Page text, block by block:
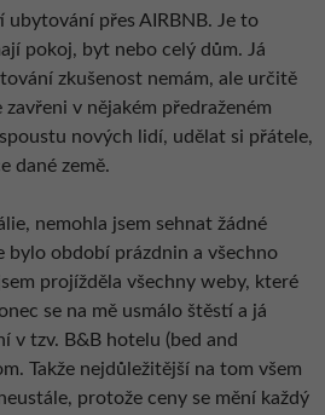
ubytování přes AIRBNB. Je to
pokoj, byt nebo celý dům. Já
zkušenost nemám, ale určitě
v nějakém předraženém
nových lidí, udělat si přátele,
dané země.
nemohla jsem sehnat žádné
bylo období prázdnin a všechno
projížděla všechny weby, které
se na mě usmálo štěstí a já
v tzv. B&B hotelu (bed and
Takže nejdůležitější na tom všem
protože ceny se mění každý